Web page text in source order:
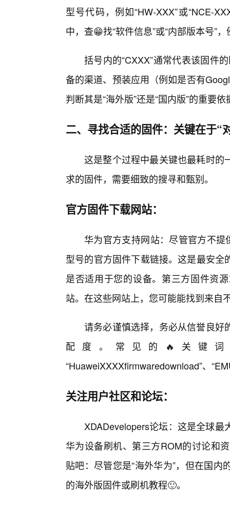
型号代码，例如“HW-XXX”或“NCE-
中，查😁找“软件信息”或“内部版本号”
括号内的“CXXX”通常代表该固件
备的渠道、预装应用（例如是否有
判断其是“海外版”还是“国内版”的重要依
二、寻找合适的固件：关键在于“
这是整个过程中最关键也最耗时的
求的固件，需要细致的搜寻和甄别。
官方固件下载网站：
华为官方支持网站：尽管官方不提
型号的官方固件下载链接。这是最安
是否适用于您的设备。第三方固件资
站。在这些网站上，您可能能找到来自
请务必谨慎选择，务必从信誉良好
配度。常见的🔥关键词
“HuaweiXXXXfirmwaredownload”、
关注用户社区和论坛：
XDADevelopers论坛：这是全球
华为设备刷机、第三方ROM的讨论和
贴吧：尽管您是“海外华为”，但在国
的海外版固件或刷机教程🙂。